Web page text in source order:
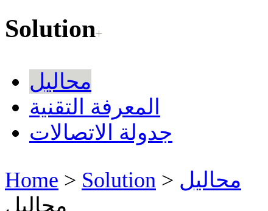
Solution
محاليل
المعرفة التقنية
جدولة الاتصالات
Home > Solution > محاليل
محاليل